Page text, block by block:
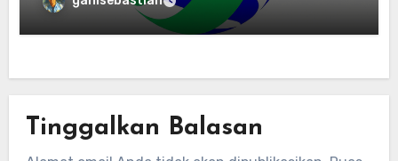
transisi energi Indonesia — raksasa
energi global bergabung dengan tim
Tinggalkan Balasan